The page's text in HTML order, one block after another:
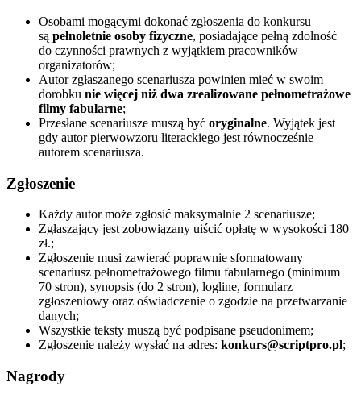
Osobami mogącymi dokonać zgłoszenia do konkursu
są pełnoletnie osoby fizyczne, posiadające pełną zdolność
do czynności prawnych z wyjątkiem pracowników
organizatorów;
Autor zgłaszanego scenariusza powinien mieć w swoim
dorobku nie więcej niż dwa zrealizowane pełnometrażowe
filmy fabularne;
Przesłane scenariusze muszą być oryginalne. Wyjątek jest
gdy autor pierwowzoru literackiego jest równocześnie
autorem scenariusza.
Zgłoszenie
Każdy autor może zgłosić maksymalnie 2 scenariusze;
Zgłaszający jest zobowiązany uiścić opłatę w wysokości 180
zł.;
Zgłoszenie musi zawierać poprawnie sformatowany
scenariusz pełnometrażowego filmu fabularnego (minimum
70 stron), synopsis (do 2 stron), logline, formularz
zgłoszeniowy oraz oświadczenie o zgodzie na przetwarzanie
danych;
Wszystkie teksty muszą być podpisane pseudonimem;
Zgłoszenie należy wysłać na adres: konkurs@scriptpro.pl;
Nagrody